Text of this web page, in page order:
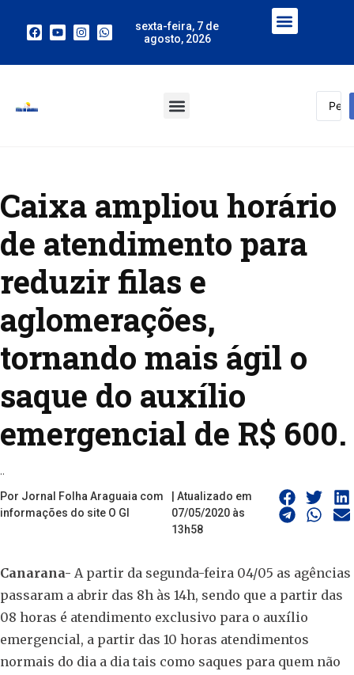
sexta-feira, 7 de
agosto, 2026
Caixa ampliou horário
de atendimento para
reduzir filas e
aglomerações,
tornando mais ágil o
saque do auxílio
emergencial de R$ 600.
..
Por Jornal Folha Araguaia com
informações do site O Gl
| Atualizado em
07/05/2020 às
13h58
Canarana- A partir da segunda-feira 04/05 as agências
passaram a abrir das 8h às 14h, sendo que a partir das
08 horas é atendimento exclusivo para o auxílio
emergencial, a partir das 10 horas atendimentos
normais do dia a dia tais como saques para quem não